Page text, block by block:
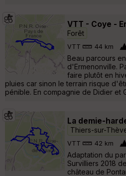
VTT - Coye -
Forêt
VTT 44 km
Beau parcours
d'Ermenonville.
faire plutôt en
pluies car sinon le terrain risque
pénible. En compagnie de Didier et
La demie-
Thiers-sur-
VTT 42 km
Adaptation du
Survilliers 2018
château de